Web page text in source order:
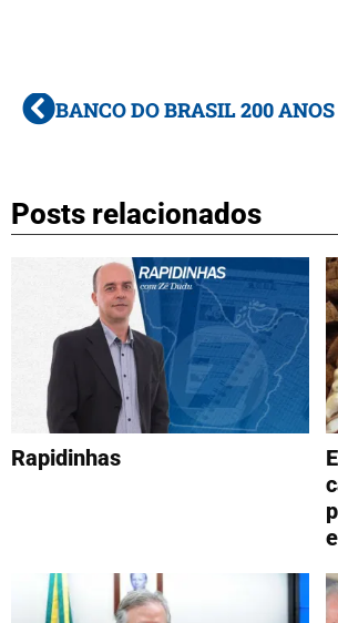
BANCO DO BRASIL 200 ANOS
Posts relacionados
Rapidinhas